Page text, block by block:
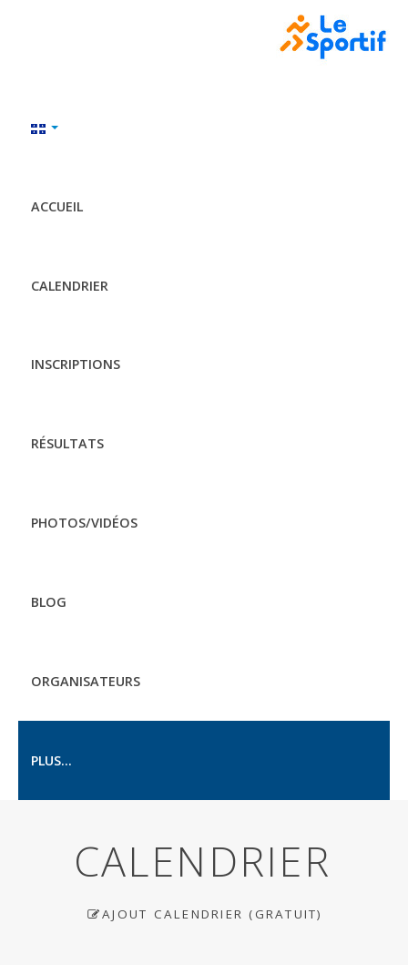
ACCUEIL
CALENDRIER
INSCRIPTIONS
RÉSULTATS
PHOTOS/VIDÉOS
BLOG
ORGANISATEURS
PLUS...
CALENDRIER
AJOUT CALENDRIER (GRATUIT)